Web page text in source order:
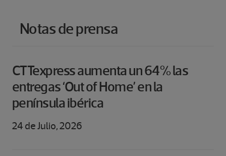
Notas de prensa
CTTexpress aumenta un 64% las
entregas ‘Out of Home’ en la
península ibérica
24 de Julio, 2026